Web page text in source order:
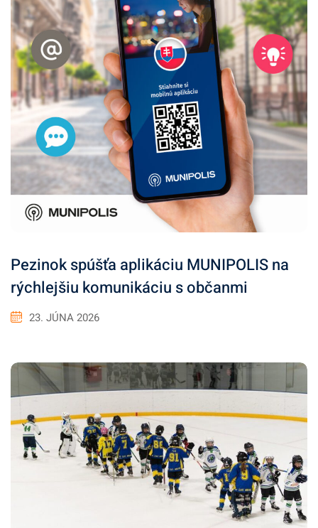
Pezinok spúšťa aplikáciu MUNIPOLIS na
rýchlejšiu komunikáciu s občanmi
23. JÚNA 2026